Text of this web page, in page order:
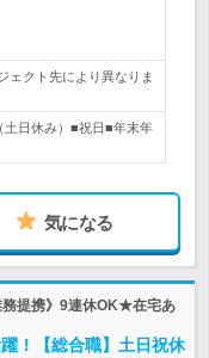
クト先により異なりま
土日休み）■祝日■年末年
気になる
務提携》9連休OK★在宅あ
！【総合職】土日祝休